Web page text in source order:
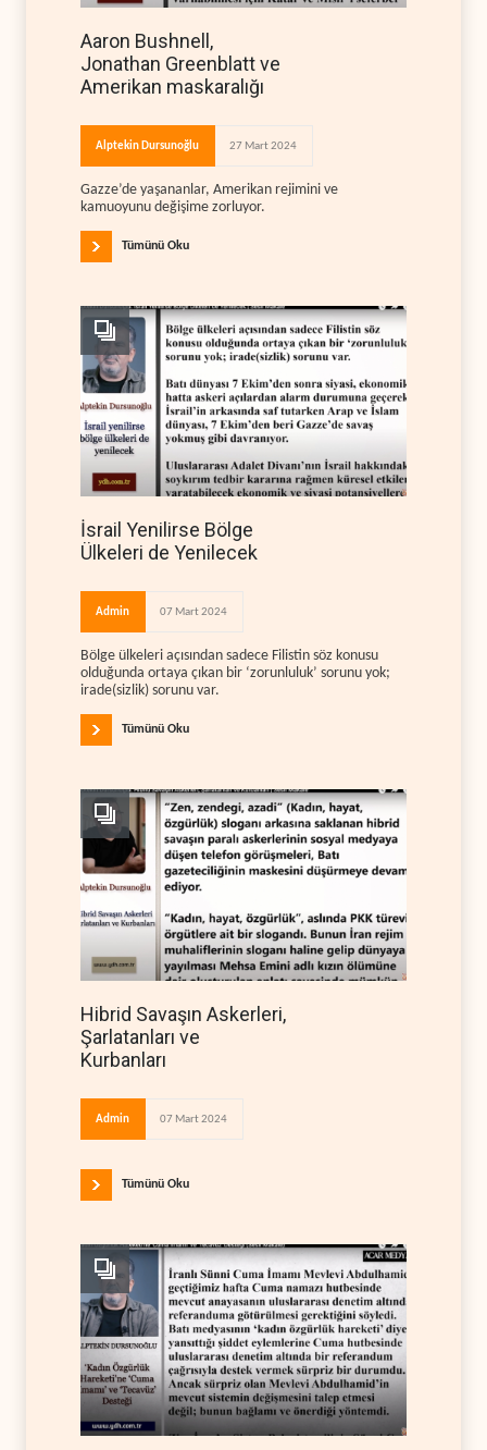
Aaron Bushnell,
Jonathan Greenblatt ve
Amerikan maskaralığı
Alptekin Dursunoğlu 27 Mart 2024
Gazze’de yaşananlar, Amerikan rejimini ve
kamuoyunu değişime zorluyor.
Tümünü Oku
İsrail Yenilirse Bölge
Ülkeleri de Yenilecek
Admin 07 Mart 2024
Bölge ülkeleri açısından sadece Filistin söz konusu
olduğunda ortaya çıkan bir ‘zorunluluk’ sorunu yok;
irade(sizlik) sorunu var.
Tümünü Oku
Hibrid Savaşın Askerleri,
Şarlatanları ve
Kurbanları
Admin 07 Mart 2024
Tümünü Oku